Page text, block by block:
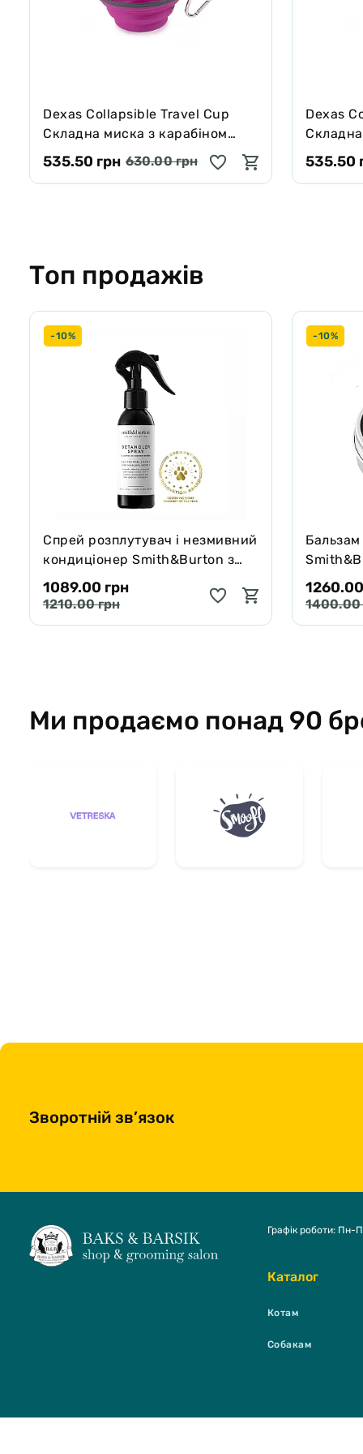
Виготовлено із високоякісного харчового AБС-
Розмір: d = 14 см, H = 2,5 см
Dexas Collapsible Travel Cup
Складна миска з карабіном
(480 мл) пурпурна
535.50 грн 630.00 грн
Dexas
(480 мл)
535.50
Топ продажів
-10%
Спрей розплутувач і незмивний
кондиціонер Smith&Burton з
протеїнами шовку для шерсті
собак і котів 125 мл
1089.00 грн
1210.00 грн
-10%
собак і
65 г
1400.00
Ми продаємо понад 90
Зворотній зв’язок
Каталог
Котам
Собакам
Графік роботи: